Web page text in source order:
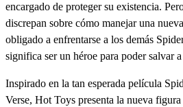
encargado de proteger su existencia.
discrepan sobre cómo manejar una
obligado a enfrentarse a los demás
significa ser un héroe para poder salvar
Inspirado en la tan esperada película
Verse, Hot Toys presenta la nueva